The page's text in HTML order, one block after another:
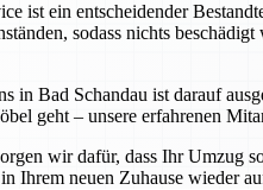
ist ein entscheidender
sodass nichts
in Bad Schandau ist darauf
geht – unsere erfahrenen
wir dafür, dass Ihr
Ihrem neuen Zuhause wieder